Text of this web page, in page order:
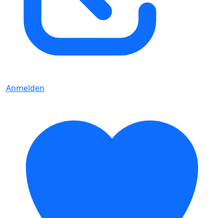
Anmelden